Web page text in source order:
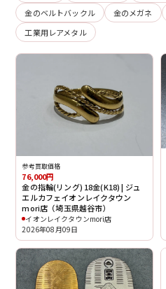
金のベルトバックル
金のメガネ
工業用レアメタル
参考買取価格
76,000円
金の指輪(リング) 18金(K18) | ジュ
エルカフェイオンレイクタウン
mori店（埼玉県越谷市）
イオンレイクタウンmori店
2026年08月09日